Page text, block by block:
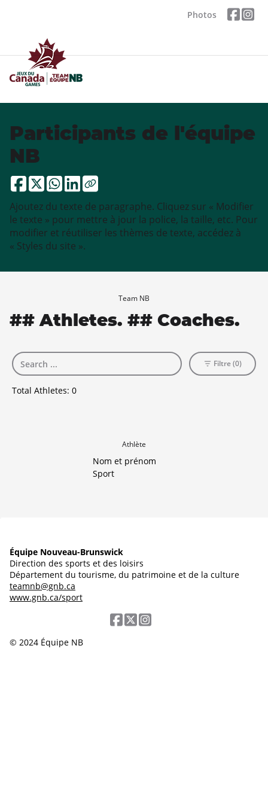
Photos
Participants de l'équipe
NB
Ajoutez du texte de paragraphe. Cliquez sur « Modifier
le texte » pour mettre à jour la police, la taille, etc. Pour
modifier et réutiliser les thèmes de texte, accédez à
« Styles du site ».
Team NB
## Athletes. ## Coaches.
Total Athletes: 0
Filtre (0)
Athlète
Nom et prénom
Sport
Équipe Nouveau-Brunswick
Direction des sports et des loisirs
Département du tourisme, du patrimoine et de la culture
teamnb@gnb.ca
www.gnb.ca/sport
© 2024 Équipe NB